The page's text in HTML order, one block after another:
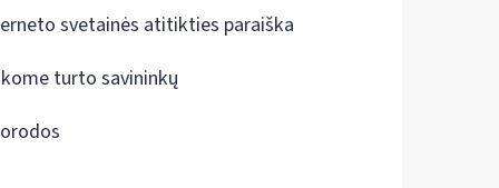
svetainės atitikties paraiška
turto savininkų